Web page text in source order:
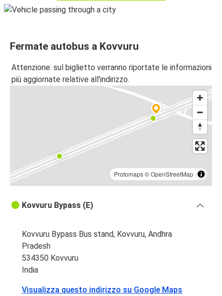
Fermate autobus a Kovvuru
Attenzione: sul biglietto verranno riportate le informazioni
più aggiornate relative all'indirizzo.
Protomaps©OpenStreetMap
Kovvuru Bypass (E)
Kovvuru Bypass Bus stand, Kovvuru, Andhra
Pradesh
534350 Kovvuru
India
Visualizza questo indirizzo su Google Maps